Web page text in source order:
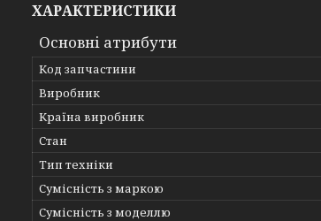
ХАРАКТЕРИСТИКИ
Основні атрибути
Код запчастини
Виробник
Країна виробник
Стан
Тип техніки
Сумісність з маркою
Сумісність з моделлю